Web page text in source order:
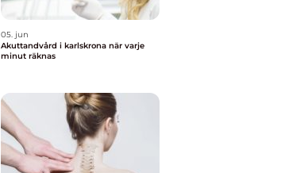
05. jun
Akuttandvård i karlskrona när varje
minut räknas